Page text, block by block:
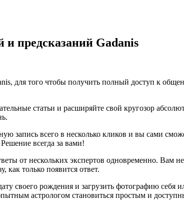
и предсказаний Gadanis
для того чтобы получить полный доступ к
статьи и расширяйте свой кругозор
запись всего в несколько кликов и вы сами
всегда за вами!
от нескольких экспертов одновременно. Вам
как только появится ответ.
своего рождения и загрузить фотографию себя
астрологом становиться простым и